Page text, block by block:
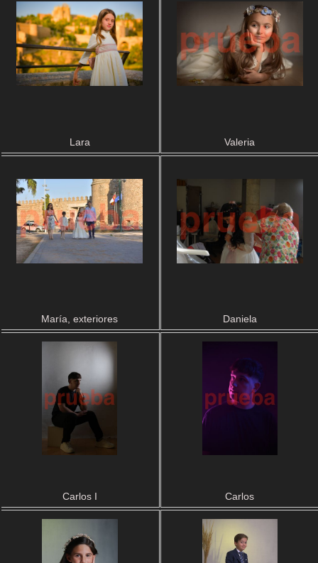
Lara Valeria
María, exteriores Daniela
Carlos I Carlos